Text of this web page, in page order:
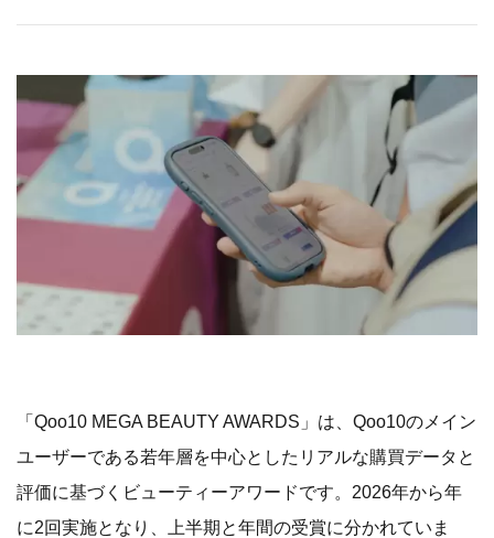
「Qoo10 MEGA BEAUTY AWARDS」は、Qoo10のメイン
ユーザーである若年層を中心としたリアルな購買データと
評価に基づくビューティーアワードです。2026年から年
に2回実施となり、上半期と年間の受賞に分かれていま